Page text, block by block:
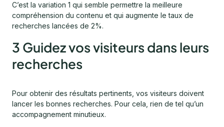
C’est la variation 1 qui semble permettre la meilleure
compréhension du contenu et qui augmente le taux de
recherches lancées de 2%.
3 Guidez vos visiteurs dans leurs
recherches
Pour obtenir des résultats pertinents, vos visiteurs doivent
lancer les bonnes recherches. Pour cela, rien de tel qu’un
accompagnement minutieux.